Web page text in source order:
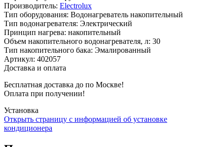
Производитель: Electrolux
Тип оборудования: Водонагреватель накопительный
Тип водонагревателя: Электрический
Принцип нагрева: накопительный
Объем накопительного водонагревателя, л: 30
Тип накопительного бака: Эмалированный
Артикул: 402057
Доставка и оплата
Бесплатная доставка до по Москве!
Оплата при получении!
Установка
Открыть страницу с информацией об установке
кондиционера